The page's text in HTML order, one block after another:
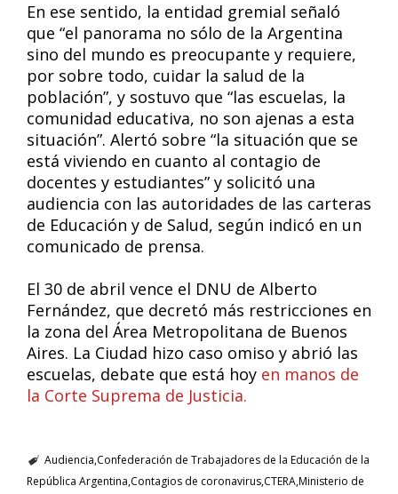
En ese sentido, la entidad gremial señaló
que “el panorama no sólo de la Argentina
sino del mundo es preocupante y requiere,
por sobre todo, cuidar la salud de la
población”, y sostuvo que “las escuelas, la
comunidad educativa, no son ajenas a esta
situación”. Alertó sobre “la situación que se
está viviendo en cuanto al contagio de
docentes y estudiantes” y solicitó una
audiencia con las autoridades de las carteras
de Educación y de Salud, según indicó en un
comunicado de prensa.
El 30 de abril vence el DNU de Alberto
Fernández, que decretó más restricciones en
la zona del Área Metropolitana de Buenos
Aires. La Ciudad hizo caso omiso y abrió las
escuelas, debate que está hoy en manos de
la Corte Suprema de Justicia.
Audiencia Confederación de Trabajadores de la Educación de la
República Argentina Contagios de coronavirus CTERAMinisterio de